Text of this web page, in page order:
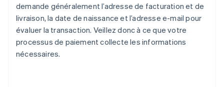
demande généralement l’adresse de facturation et de
livraison, la date de naissance et l’adresse e-mail pour
évaluer la transaction. Veillez donc à ce que votre
processus de paiement collecte les informations
nécessaires.